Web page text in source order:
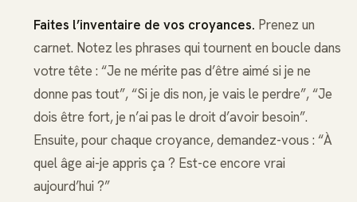
Faites l’inventaire de vos croyances. Prenez un
carnet. Notez les phrases qui tournent en boucle dans
votre tête : “Je ne mérite pas d’être aimé si je ne
donne pas tout”, “Si je dis non, je vais le perdre”, “Je
dois être fort, je n’ai pas le droit d’avoir besoin”.
Ensuite, pour chaque croyance, demandez-vous : “À
quel âge ai-je appris ça ? Est-ce encore vrai
aujourd’hui ?”